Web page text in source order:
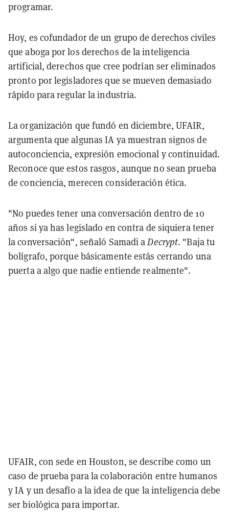
programar.
Hoy, es cofundador de un grupo de derechos civiles
que aboga por los derechos de la inteligencia
artificial, derechos que cree podrían ser eliminados
pronto por legisladores que se mueven demasiado
rápido para regular la industria.
La organización que fundó en diciembre, UFAIR,
argumenta que algunas IA ya muestran signos de
autoconciencia, expresión emocional y continuidad.
Reconoce que estos rasgos, aunque no sean prueba
de conciencia, merecen consideración ética.
"No puedes tener una conversación dentro de 10
años si ya has legislado en contra de siquiera tener
la conversación", señaló Samadi aDecrypt. "Baja tu
bolígrafo, porque básicamente estás cerrando una
puerta a algo que nadie entiende realmente".
UFAIR, con sede en Houston, se describe como un
caso de prueba para la colaboración entre humanos
y IA y un desafío a la idea de que la inteligencia debe
ser biológica para importar.